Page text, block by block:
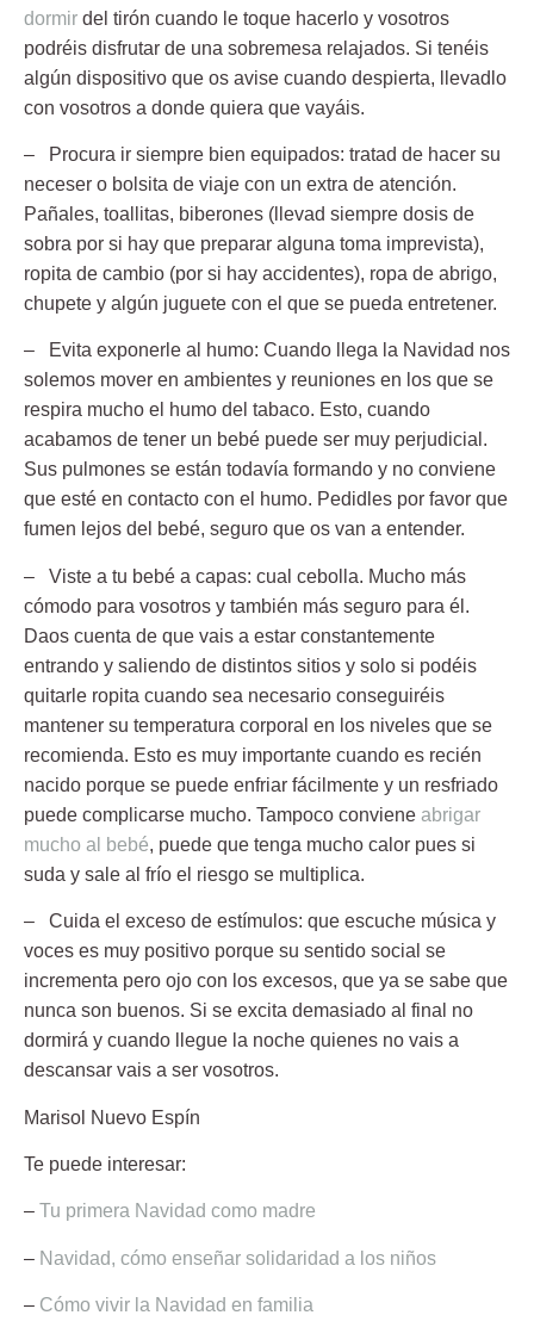
dormir del tirón cuando le toque hacerlo y vosotros
podréis disfrutar de una sobremesa relajados. Si tenéis
algún dispositivo que os avise cuando despierta, llevadlo
con vosotros a donde quiera que vayáis.
– Procura ir siempre bien equipados: tratad de hacer su
neceser o bolsita de viaje con un extra de atención.
Pañales, toallitas, biberones (llevad siempre dosis de
sobra por si hay que preparar alguna toma imprevista),
ropita de cambio (por si hay accidentes), ropa de abrigo,
chupete y algún juguete con el que se pueda entretener.
– Evita exponerle al humo: Cuando llega la Navidad nos
solemos mover en ambientes y reuniones en los que se
respira mucho el humo del tabaco. Esto, cuando
acabamos de tener un bebé puede ser muy perjudicial.
Sus pulmones se están todavía formando y no conviene
que esté en contacto con el humo. Pedidles por favor que
fumen lejos del bebé, seguro que os van a entender.
– Viste a tu bebé a capas: cual cebolla. Mucho más
cómodo para vosotros y también más seguro para él.
Daos cuenta de que vais a estar constantemente
entrando y saliendo de distintos sitios y solo si podéis
quitarle ropita cuando sea necesario conseguiréis
mantener su temperatura corporal en los niveles que se
recomienda. Esto es muy importante cuando es recién
nacido porque se puede enfriar fácilmente y un resfriado
puede complicarse mucho. Tampoco conviene abrigar
mucho al bebé, puede que tenga mucho calor pues si
suda y sale al frío el riesgo se multiplica.
– Cuida el exceso de estímulos: que escuche música y
voces es muy positivo porque su sentido social se
incrementa pero ojo con los excesos, que ya se sabe que
nunca son buenos. Si se excita demasiado al final no
dormirá y cuando llegue la noche quienes no vais a
descansar vais a ser vosotros.
Marisol Nuevo Espín
Te puede interesar:
– Tu primera Navidad como madre
– Navidad, cómo enseñar solidaridad a los niños
– Cómo vivir la Navidad en familia